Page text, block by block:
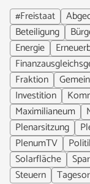
#Freistaat
Beteiligung
Energie
Fraktion
Investition
Maximilianeum
Plenarsitzung
PlenumTV
Solarfläche
Steuern